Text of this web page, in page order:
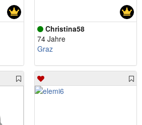
Christina58
74 Jahre
Graz